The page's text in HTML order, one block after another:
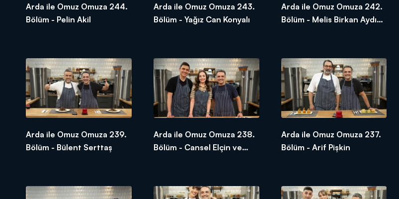
Arda ile Omuz Omuza 244.
Bölüm - Pelin Akil
Arda ile Omuz Omuza 243.
Bölüm - Yağız Can Konyalı
Arda ile Omuz Omuza 242.
Bölüm - Melis Birkan Aydın
Arda ile Omuz Omuza 239.
Bölüm - Bülent Serttaş
Arda ile Omuz Omuza 238.
Bölüm - Cansel Elçin ve
Arda ile Omuz Omuza 237.
Bölüm - Arif Pişkin